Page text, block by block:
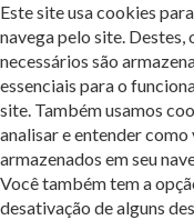
Este site usa cookies
navega pelo site.
necessários são
essenciais para o
site. Também usamos
analisar e entender como
armazenados em seu
Você também tem a
desativação de alguns